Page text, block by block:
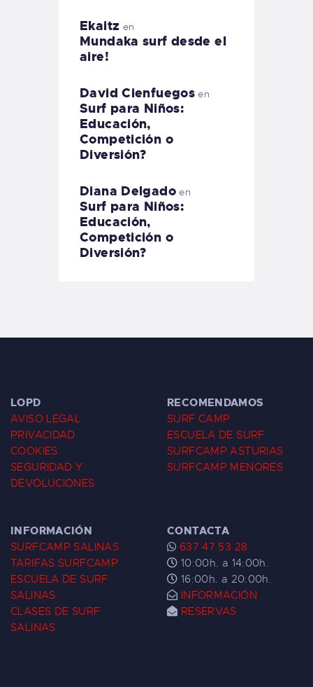
Ekaitz en
Mundaka surf desde el
aire!
David Cienfuegos en
Surf para Niños:
Educación,
Competición o
Diversión?
Diana Delgadoen
Surf para Niños:
Educación,
Competición o
Diversión?
LOPD
AVISO LEGAL
PRIVACIDAD
COOKIES
SEGURIDAD Y
DEVOLUCIONES
RECOMENDAMOS
SURF CAMP
ESCUELA DE SURF
SURFCAMP ASTURIAS
SURFCAMP MENORES
INFORMACIÓN
SURFCAMP SALINAS
TARIFAS SURFCAMP
ESCUELA DE SURF
SALINAS
CLASES DE SURF
SALINAS
CONTACTA
637 47 53 28
10:00h. a 14:00h.
16:00h. a 20:00h.
INFORMACIÓN
RESERVAS